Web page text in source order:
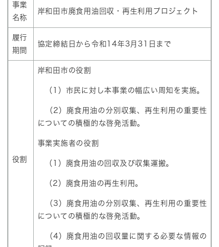
事業
名称
岸和田市廃食用油回収・再生利用プロジェクト
履行
期間
協定締結日から令和14年3月31日まで
役割
岸和田市の役割
（1）市民に対し本事業の幅広い周知を実施。
（2）廃食用油の分別収集、再生利用の重要性
についての積極的な啓発活動。
事業実施者の役割
（1）廃食用油の回収及び収集運搬。
（2）廃食用油の再生利用。
（3）廃食用油の分別収集、再生利用の重要性
についての積極的な啓発活動。
（4）廃食用油の回収量に関する必要な情報の